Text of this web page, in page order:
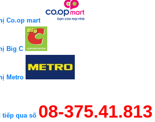
Co.op mart
Big C
Metro
tiếp qua số 08-375.41.813